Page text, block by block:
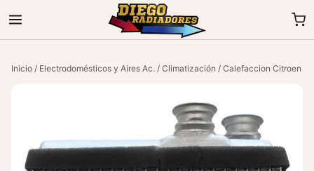
Inicio / Electrodomésticos y Aires Ac. / Climatización / Calefaccion Citroen